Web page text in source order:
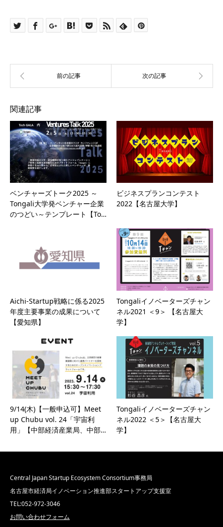
関連記事
ベンチャーズトーク2025 ～
Tongali大学発ベンチャー企業
のつどい～テンプレート【To…
ビジネスプランコンテスト
2022【名古屋大学】
Aichi-Startup戦略に係る2025
年度主要事業の成果について
【愛知県】
Tongaliイノベーターズチャン
ネル2021 ＜9＞ 【名古屋大
学】
9/14(木)【一般申込可】Meet
up Chubu vol. 24「宇宙利
用」【中部経済産業局、中部…
Tongaliイノベーターズチャン
ネル2022 ＜5＞【名古屋大
学】
Central Japan Startup Ecosystem Consortium事務局
名古屋市経済局イノベーション推進部スタートアップ支援室
TEL:052-972-3046
お問い合わせフォーム